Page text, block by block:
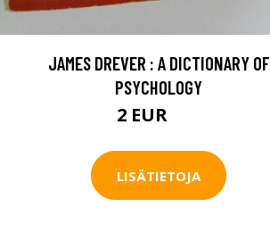
JAMES DREVER : A DICTIONARY OF
PSYCHOLOGY
2 EUR
LISÄTIETOJA